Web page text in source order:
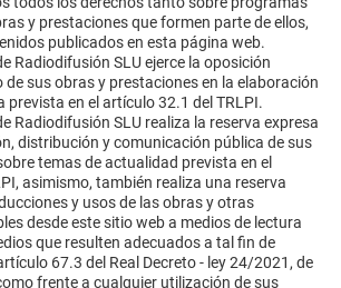
y prestaciones que formen parte de ellos,
publicados en esta página web.
Radiodifusión SLU ejerce la oposición
de sus obras y prestaciones en la elaboración
prevista en el artículo 32.1 del TRLPI.
Radiodifusión SLU realiza la reserva expresa
distribución y comunicación pública de sus
temas de actualidad prevista en el
asimismo, también realiza una reserva
y usos de las obras y otras
desde este sitio web a medios de lectura
que resulten adecuados a tal fin de
67.3 del Real Decreto - ley 24/2021, de
frente a cualquier utilización de sus